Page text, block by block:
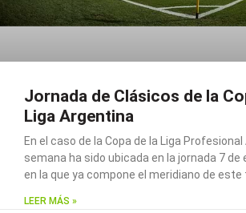
Jornada de Clásicos de la
Liga Argentina
En el caso de la Copa de la Liga
semana ha sido ubicada en la jornada 7
en la que ya compone el meridiano de este
LEER MÁS »